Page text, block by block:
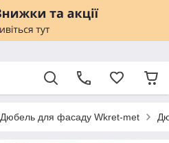
Дюбель для фасаду Wkret-met